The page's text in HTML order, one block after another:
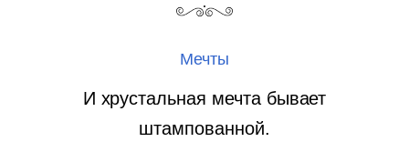
Мечты
И хрустальная мечта бывает
штампованной.